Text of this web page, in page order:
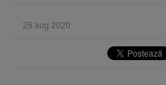
25 aug 2020